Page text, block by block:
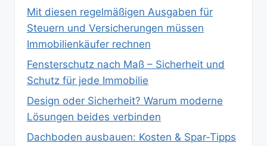
Mit diesen regelmäßigen Ausgaben für
Steuern und Versicherungen müssen
Immobilienkäufer rechnen
Fensterschutz nach Maß – Sicherheit und
Schutz für jede Immobilie
Design oder Sicherheit? Warum moderne
Lösungen beides verbinden
Dachboden ausbauen: Kosten & Spar‑Tipps